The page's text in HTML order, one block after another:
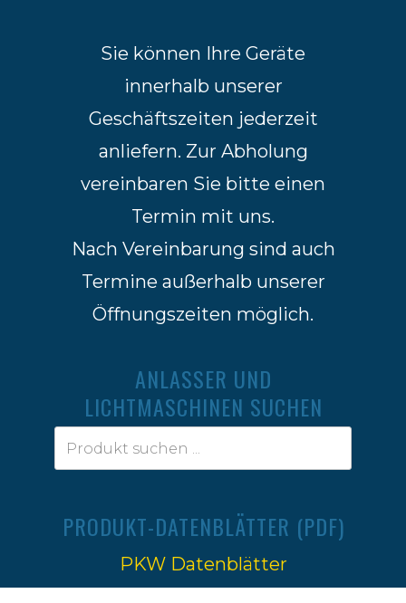
Sie können Ihre Geräte
innerhalb unserer
Geschäftszeiten jederzeit
anliefern. Zur Abholung
vereinbaren Sie bitte einen
Termin mit uns.
Nach Vereinbarung sind auch
Termine außerhalb unserer
Öffnungszeiten möglich.
ANLASSER UND
LICHTMASCHINEN SUCHEN
PRODUKT-DATENBLÄTTER (PDF)
PKW Datenblätter